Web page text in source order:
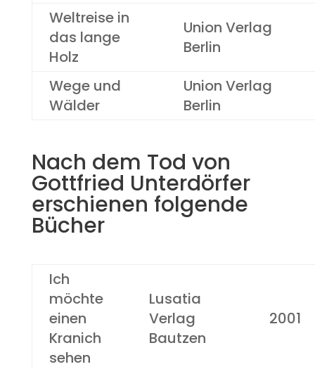
Weltreise in
das lange
Holz
Union Verlag
Berlin
Wege und
Wälder
Union Verlag
Berlin
Nach dem Tod von
Gottfried Unterdörfer
erschienen folgende
Bücher
Ich
möchte
einen
Kranich
sehen
Lusatia
Verlag
Bautzen
2001